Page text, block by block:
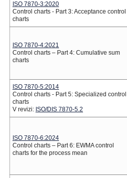
ISO 7870-3:2020
Control charts - Part 3: Acceptance control
charts
ISO 7870-4:2021
Control charts – Part 4: Cumulative sum
charts
ISO 7870-5:2014
Control charts - Part 5: Specialized control
charts
V revizi: ISO/DIS 7870-5.2
ISO 7870-6:2024
Control charts – Part 6: EWMA control
charts for the process mean